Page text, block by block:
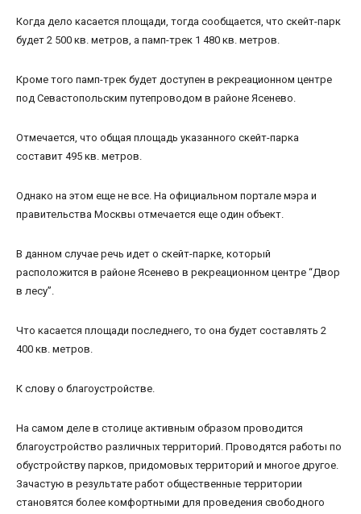
Когда дело касается площади, тогда сообщается, что скейт-парк
будет 2 500 кв. метров, а памп-трек 1 480 кв. метров.
Кроме того памп-трек будет доступен в рекреационном центре
под Севастопольским путепроводом в районе Ясенево.
Отмечается, что общая площадь указанного скейт-парка
составит 495 кв. метров.
Однако на этом еще не все. На официальном портале мэра и
правительства Москвы отмечается еще один объект.
В данном случае речь идет о скейт-парке, который
расположится в районе Ясенево в рекреационном центре “Двор
в лесу”.
Что касается площади последнего, то она будет составлять 2
400 кв. метров.
К слову о благоустройстве.
На самом деле в столице активным образом проводится
благоустройство различных территорий. Проводятся работы по
обустройству парков, придомовых территорий и многое другое.
Зачастую в результате работ общественные территории
становятся более комфортными для проведения свободного